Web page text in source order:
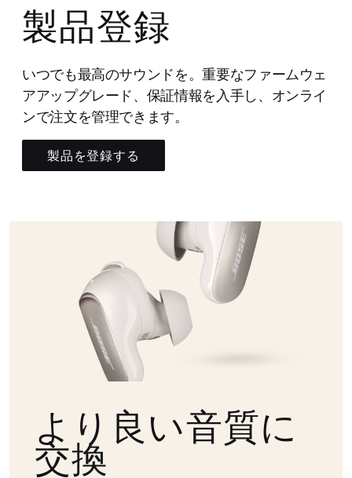
製品登録
いつでも最高のサウンドを。重要なファームウェ
アアップグレード、保証情報を入手し、オンライ
ンで注文を管理できます。
製品を登録する
より良い音質に
交換